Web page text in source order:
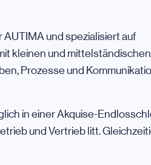
und spezialisiert auf
kleinen und mittelständischen
Prozesse und
in einer Akquise-
und Vertrieb litt.